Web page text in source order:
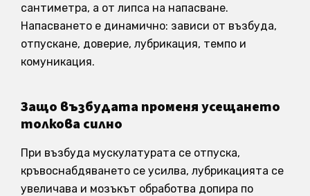
сантиметра, а от липса на напасване.
Напасването е динамично: зависи от възбуда,
отпускане, доверие, лубрикация, темпо и
комуникация.
Защо възбудата променя усещането
толкова силно
При възбуда мускулатурата се отпуска,
кръвоснабдяването се усилва, лубрикацията се
увеличава и мозъкът обработва допира по